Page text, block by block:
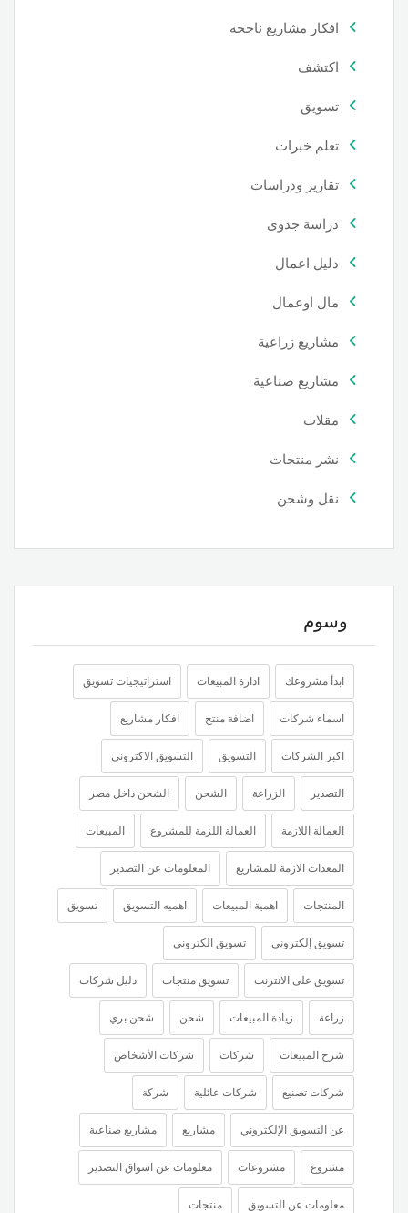
افكار مشاريع ناجحة
اكتشف
تسويق
تعلم خبرات
تقارير ودراسات
دراسة جدوى
دليل اعمال
مال اوعمال
مشاريع زراعية
مشاريع صناعية
مقلات
نشر منتجات
نقل وشحن
وسوم
ابدأ مشروعك ادارة المبيعات استراتيجيات تسويق
اسماء شركات اضافة منتج افكار مشاريع
اكبر الشركات التسويق التسويق الاكتروني
التصدير الزراعة الشحن الشحن داخل مصر
العمالة اللازمة العمالة اللزمة للمشروع المبيعات
المعدات الازمة للمشاريع المعلومات عن التصدير
المنتجات اهمية المبيعات اهميه التسويق تسويق
تسويق إلكتروني تسويق الكترونى
تسويق على الانترنت تسويق منتجات دليل شركات
زراعة زيادة المبيعات شحن شحن بري
شرح المبيعات شركات شركات الأشخاص
شركات تصنيع شركات عائلية شركة
عن التسويق الإلكتروني مشاريع مشاريع صناعية
مشروع مشروعات معلومات عن اسواق التصدير
معلومات عن التسويق منتجات